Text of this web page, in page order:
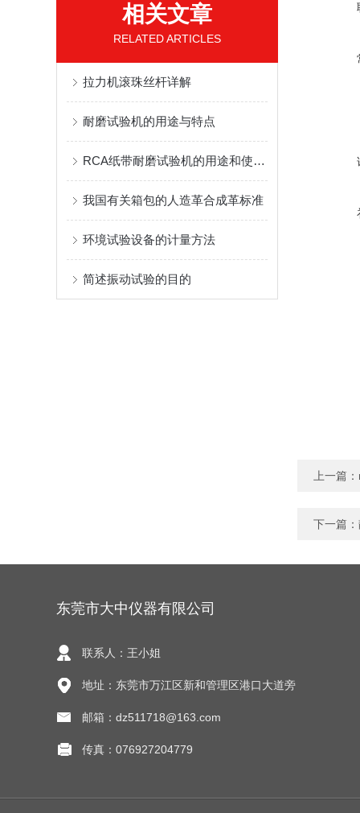
相关文章
RELATED ARTICLES
拉力机滚珠丝杆详解
耐磨试验机的用途与特点
RCA纸带耐磨试验机的用途和使用方法
我国有关箱包的人造革合成革标准
环境试验设备的计量方法
简述振动试验的目的
上一篇：
下一篇：
东莞市大中仪器有限公司
联系人：王小姐
地址：东莞市万江区新和管理区港口大道旁
邮箱：dz511718@163.com
传真：076927204779